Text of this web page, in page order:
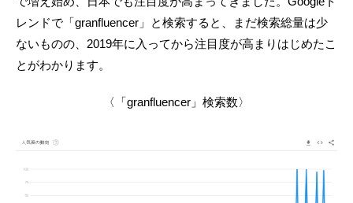
レンドで「granfluencer」と検索すると、まだ検索総量は少
ないものの、2019年に入ってから注目度が高まりはじめたこ
とがわかります。
〈「granfluencer」検索数〉